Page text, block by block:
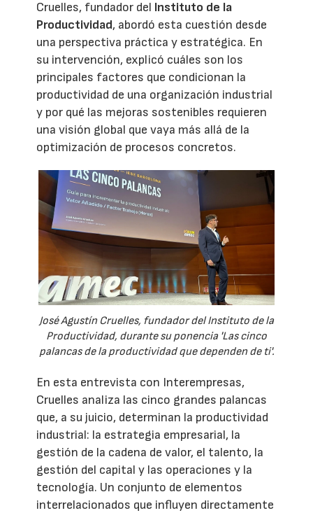
Cruelles, fundador del Instituto de la
Productividad, abordó esta cuestión desde
una perspectiva práctica y estratégica. En
su intervención, explicó cuáles son los
principales factores que condicionan la
productividad de una organización industrial
y por qué las mejoras sostenibles requieren
una visión global que vaya más allá de la
optimización de procesos concretos.
José Agustín Cruelles, fundador del Instituto de la
Productividad, durante su ponencia 'Las cinco
palancas de la productividad que dependen de ti'.
En esta entrevista con Interempresas,
Cruelles analiza las cinco grandes palancas
que, a su juicio, determinan la productividad
industrial: la estrategia empresarial, la
gestión de la cadena de valor, el talento, la
gestión del capital y las operaciones y la
tecnología. Un conjunto de elementos
interrelacionados que influyen directamente